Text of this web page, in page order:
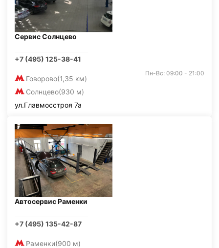
Сервис Солнцево
+7 (495) 125-38-41
Говорово(1,35 км)
Солнцево(930 м)
Пн-Вс: 09:00 - 21:00
ул.Главмосстроя 7а
Автосервис Раменки
+7 (495) 135-42-87
Раменки(900 м)